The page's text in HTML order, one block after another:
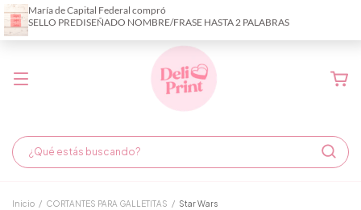
Demora de fabricación hasta 6 días hábiles
Inicio / CORTANTES PARA GALLETITAS / Star Wars